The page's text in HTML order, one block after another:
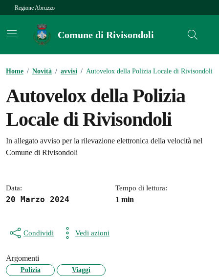
Vai ai contenuti
Vai al footer
Regione Abruzzo
Comune di Rivisondoli
Home / Novità / avvisi / Autovelox della Polizia Locale di Rivisondoli
Autovelox della Polizia
Locale di Rivisondoli
Dettagli della notizia
In allegato avviso per la rilevazione elettronica della velocità nel
Comune di Rivisondoli
Data:
20 Marzo 2024
Tempo di lettura:
1 min
Condividi Vedi azioni
Argomenti
Polizia Viaggi